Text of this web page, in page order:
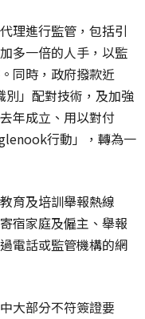
理進行監管，包括引
多一倍的人手，以監
同時，政府撥款近
別」配對技術，及加強
年成立、用以對付
行動」，轉為一
育及培訓舉報熱線
宿家庭及僱主、舉報
電話或監管機構的網
大部分不符簽證要